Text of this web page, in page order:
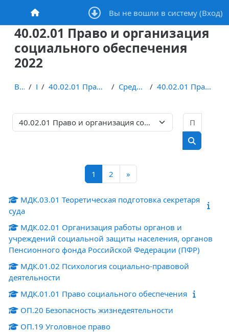
Перейти к основному содержанию
В начало Вы не вошли в систему (Вход)
40.02.01 Право и организация
социального обеспечения
2022
В начало Курсы 40.02.01 Право и организация социального обеспечения Среднее общее образование 40.02.01 Право и организация социального обеспечен...
Категории курсов
Поиск
1 Страница 1
2Страница 2
»Следующая страница
МДК.03.01 Теоретическая подготовка секретаря
суда
МДК.02.01 Организация работы органов и
учреждений социальной защиты населения, органов
Пенсионного фонда Российской Федерации (ПФР)
МДК.01.02 Психология социально-правовой
деятельности
МДК.01.01 Право социального обеспечения
ОП.20 Безопасность жизнедеятельности
ОП.19 Уголовное право